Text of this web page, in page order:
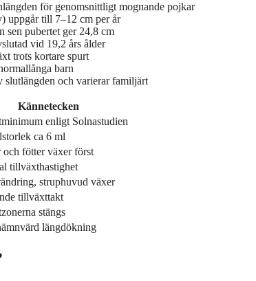
för genomsnittligt mognande pojkar
uppgår till 7–12 cm per år
sen pubertet ger 24,8 cm
vid 19,2 års ålder
trots kortare spurt
barn
slutlängden och varierar familjärt
Kännetecken
enligt Solnastudien
ca 6 ml
och fötter växer först
tillväxthastighet
struphuvud växer
tillväxttakt
stängs
längdökning